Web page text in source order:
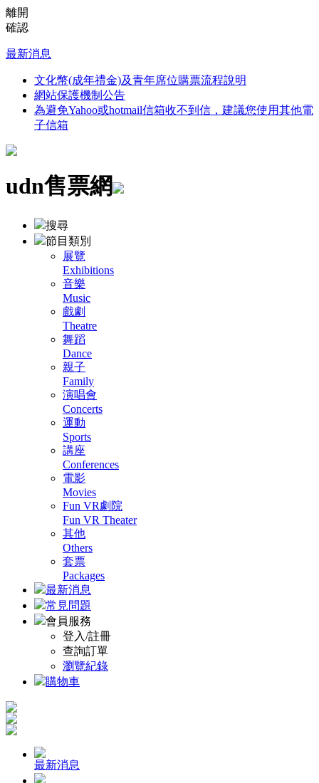
離開
確認
最新消息
文化幣(成年禮金)及青年席位購票流程說明
網站保護機制公告
為避免Yahoo或hotmail信箱收不到信，建議您使用其他電
子信箱
udn售票網
搜尋
節目類別
展覽
Exhibitions
音樂
Music
戲劇
Theatre
舞蹈
Dance
親子
Family
演唱會
Concerts
運動
Sports
講座
Conferences
電影
Movies
Fun VR劇院
Fun VR Theater
其他
Others
套票
Packages
最新消息
常見問題
會員服務
登入/註冊
查詢訂單
瀏覽紀錄
購物車
最新消息